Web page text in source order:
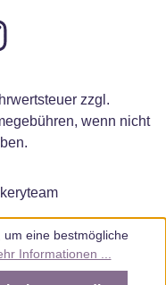
zzgl.
wenn nicht
um eine bestmögliche
Informationen ...